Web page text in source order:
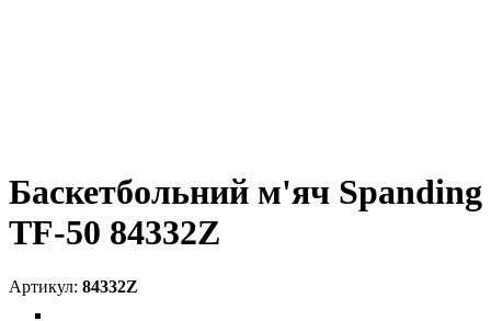
Баскетбольний м'яч Spanding
TF-50 84332Z
84332Z